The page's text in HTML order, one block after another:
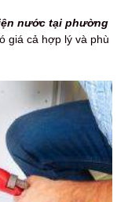
nước tại phường
giá cả hợp lý và phù